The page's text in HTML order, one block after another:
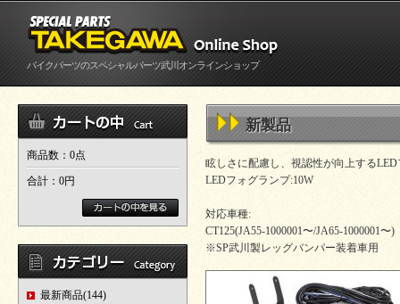
バイクパーツのスペシャルパーツ武川オンラインショップ
商品数：0点
合計： 0円
最新商品(144)
新製品
眩しさに配慮し、視認性が向上する
LEDフォグランプ:10W
対応車種:
CT125(JA55-1000001〜/JA65-1000001〜)
※SP武川製レッグバンパー装着車用